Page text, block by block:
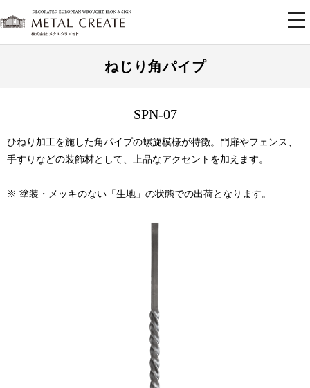
ねじり角パイプ
SPN-07
ひねり加工を施した角パイプの螺旋模様が特徴。門扉やフェンス、
手すりなどの装飾材として、上品なアクセントを加えます。
※ 塗装・メッキのない「生地」の状態での出荷となります。